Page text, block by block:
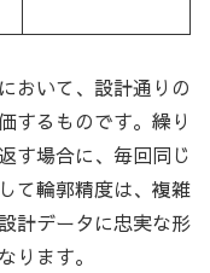
おいて、設計通りの
するものです。繰り
す場合に、毎回同じ
て輪郭精度は、複雑
計データに忠実な形
ります。